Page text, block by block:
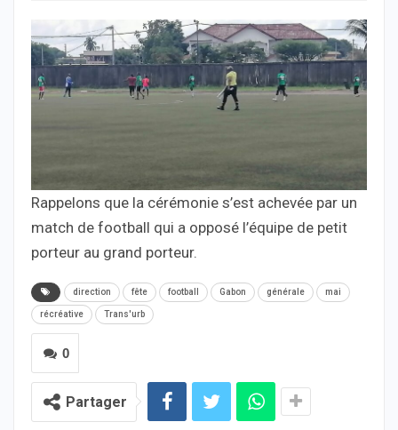
Rappelons que la cérémonie s’est achevée par un
match de football qui a opposé l’équipe de petit
porteur au grand porteur.
direction fête football Gabon générale mai
récréative Trans'urb
0
Partager